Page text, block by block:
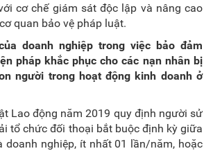
cơ chế giám sát độc lập và nâng cao
quan bảo vệ pháp luật.
doanh nghiệp trong việc bảo đảm
pháp khắc phục cho các nạn nhân bị
người trong hoạt động kinh doanhở
Lao động năm 2019 quy định người sử
tổ chức đối thoại bắt buộc định kỳ giữa
doanh nghiệp, ít nhất 01 lần/năm, hoặc